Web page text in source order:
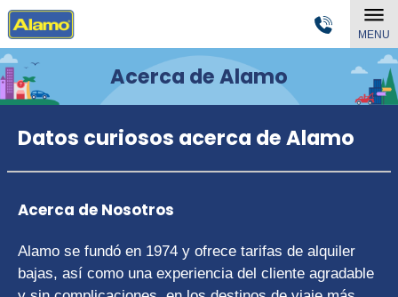
MENU
Acerca de Alamo
Datos curiosos acerca de Alamo
Acerca de Nosotros
Alamo se fundó en 1974 y ofrece tarifas de alquiler
bajas, así como una experiencia del cliente agradable